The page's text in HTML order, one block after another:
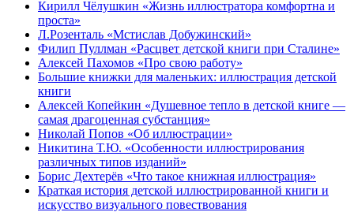
Кирилл Чёлушкин «Жизнь иллюстратора комфортна и
проста»
Л.Розенталь «Мстислав Добужинский»
Филип Пуллман «Расцвет детской книги при Сталине»
Алексей Пахомов «Про свою работу»
Большие книжки для маленьких: иллюстрация детской
книги
Алексей Копейкин «Душевное тепло в детской книге —
самая драгоценная субстанция»
Николай Попов «Об иллюстрации»
Никитина Т.Ю. «Особенности иллюстрирования
различных типов изданий»
Борис Дехтерёв «Что такое книжная иллюстрация»
Краткая история детской иллюстрированной книги и
искусство визуального повествования